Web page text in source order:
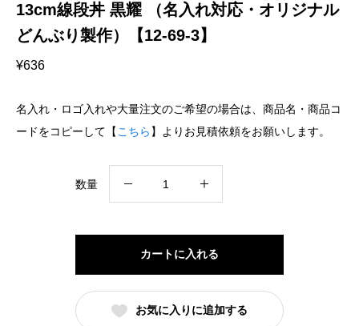
13cm線段丼 黒耀 （名入れ対応・オリジナル
どんぶり製作）【12-69-3】
¥636
名入れ・ロゴ入れや大量注文のご希望の場合は、商品名・商品コ
ードをコピーして【 こちら 】よりお見積依頼をお願いします。
数量
耀
（名
カートに入れる
お気に入りに追加する